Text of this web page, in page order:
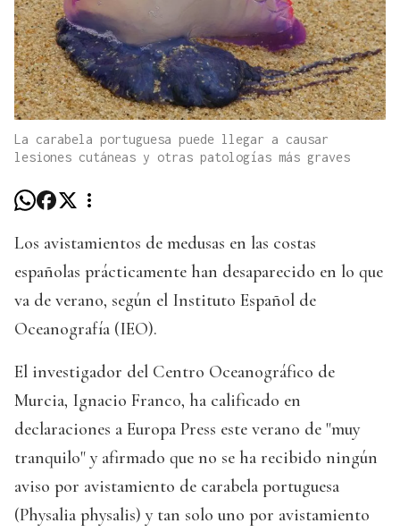
La carabela portuguesa puede llegar a causar
lesiones cutáneas y otras patologías más graves
Los avistamientos de medusas en las costas
españolas prácticamente han desaparecido en lo que
va de verano, según el Instituto Español de
Oceanografía (IEO).
El investigador del Centro Oceanográfico de
Murcia, Ignacio Franco, ha calificado en
declaraciones a Europa Press este verano de "muy
tranquilo" y afirmado que no se ha recibido ningún
aviso por avistamiento de carabela portuguesa
(Physalia physalis) y tan solo uno por avistamiento